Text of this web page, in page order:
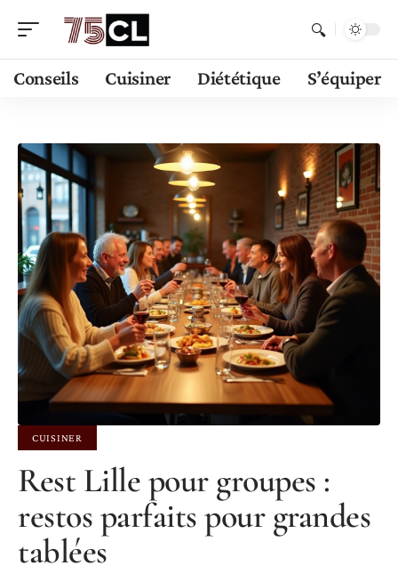
Conseils Cuisiner Diététique S’équiper
CUISINER
Rest Lille pour groupes :
restos parfaits pour grandes
tablées